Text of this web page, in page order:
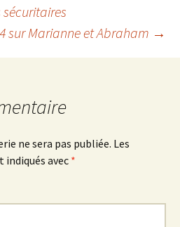
sur Marianne et Abraham →
ne sera pas publiée. Les
avec *